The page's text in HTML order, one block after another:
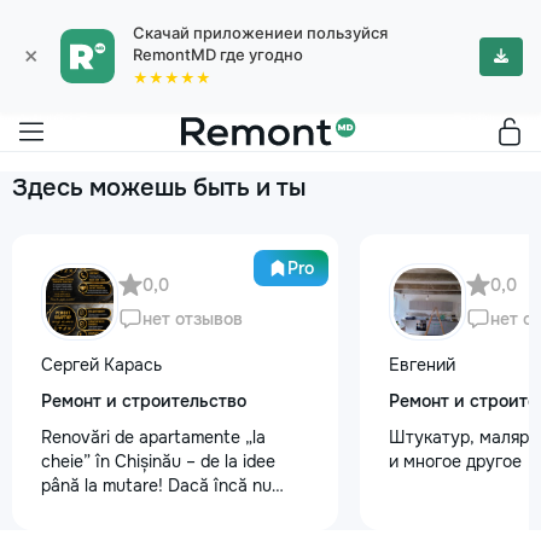
×
Скачай приложениеи пользуйся
RemontMD где угодно
★★★★★
Здесь можешь быть и ты
Pro
0,0
нет отзывов
Сергей Карась
Ремонт и строительство
Renovări de apartamente „la
cheie” în Chișinău – de la idee
până la mutare! Dacă încă nu
0,0
нет
Евгений
Ремонт и
Штукатур, маляр ,
и многое другое